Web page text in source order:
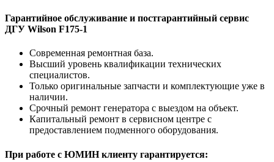
Гарантийное обслуживание и постгарантийный сервис
ДГУ Wilson F175-1
Современная ремонтная база.
Высший уровень квалификации технических
специалистов.
Только оригинальные запчасти и комплектующие уже в
наличии.
Срочный ремонт генератора с выездом на объект.
Капитальный ремонт в сервисном центре с
предоставлением подменного оборудования.
При работе с ЮМИН клиенту гарантируется: